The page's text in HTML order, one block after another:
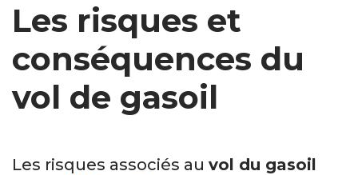
Les risques et
conséquences du
vol de gasoil
Les risques associés au vol du gasoil